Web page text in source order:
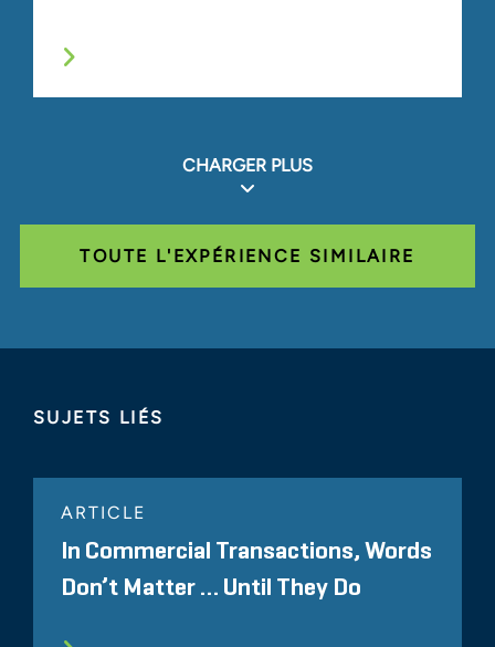
CHARGER PLUS
TOUTE L'EXPÉRIENCE SIMILAIRE
SUJETS LIÉS
ARTICLE
In Commercial Transactions, Words
Don’t Matter … Until They Do